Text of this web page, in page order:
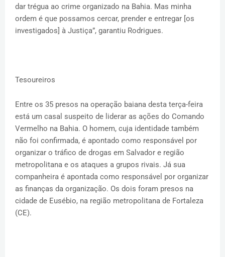
dar trégua ao crime organizado na Bahia. Mas minha
ordem é que possamos cercar, prender e entregar [os
investigados] à Justiça”, garantiu Rodrigues.
Tesoureiros
Entre os 35 presos na operação baiana desta terça-feira
está um casal suspeito de liderar as ações do Comando
Vermelho na Bahia. O homem, cuja identidade também
não foi confirmada, é apontado como responsável por
organizar o tráfico de drogas em Salvador e região
metropolitana e os ataques a grupos rivais. Já sua
companheira é apontada como responsável por organizar
as finanças da organização. Os dois foram presos na
cidade de Eusébio, na região metropolitana de Fortaleza
(CE).